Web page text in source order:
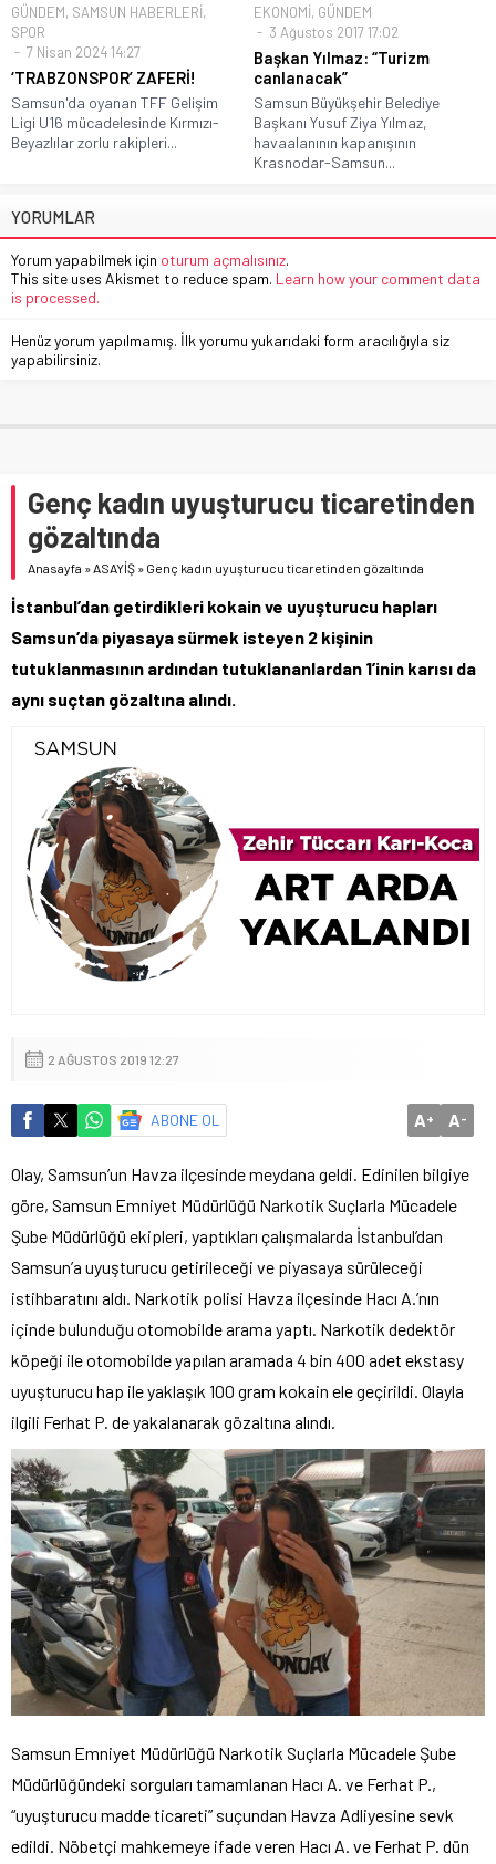
GÜNDEM, SAMSUN HABERLERİ,
SPOR
7 Nisan 2024 14:27
‘TRABZONSPOR’ ZAFERİ!
Samsun'da oyanan TFF Gelişim
Ligi U16 mücadelesinde Kırmızı-
Beyazlılar zorlu rakipleri...
EKONOMİ, GÜNDEM
3 Ağustos 2017 17:02
Başkan Yılmaz: “Turizm
canlanacak”
Samsun Büyükşehir Belediye
Başkanı Yusuf Ziya Yılmaz,
havaalanının kapanışının
Krasnodar-Samsun...
YORUMLAR
Yorum yapabilmek için oturum açmalısınız.
This site uses Akismet to reduce spam. Learn how your comment data
is processed.
Henüz yorum yapılmamış. İlk yorumu yukarıdaki form aracılığıyla siz
yapabilirsiniz.
Genç kadın uyuşturucu ticaretinden
gözaltında
Anasayfa »ASAYİŞ » Genç kadın uyuşturucu ticaretinden gözaltında
İstanbul’dan getirdikleri kokain ve uyuşturucu hapları
Samsun’da piyasaya sürmek isteyen 2 kişinin
tutuklanmasının ardından tutuklananlardan 1’inin karısı da
aynı suçtan gözaltına alındı.
2 AĞUSTOS 2019 12:27
ABONE OL A+ A-
Olay, Samsun’un Havza ilçesinde meydana geldi. Edinilen bilgiye
göre, Samsun Emniyet Müdürlüğü Narkotik Suçlarla Mücadele
Şube Müdürlüğü ekipleri, yaptıkları çalışmalarda İstanbul’dan
Samsun’a uyuşturucu getirileceği ve piyasaya sürüleceği
istihbaratını aldı. Narkotik polisi Havza ilçesinde Hacı A.’nın
içinde bulunduğu otomobilde arama yaptı. Narkotik dedektör
köpeği ile otomobilde yapılan aramada 4 bin 400 adet ekstasy
uyuşturucu hap ile yaklaşık 100 gram kokain ele geçirildi. Olayla
ilgili Ferhat P. de yakalanarak gözaltına alındı.
Samsun Emniyet Müdürlüğü Narkotik Suçlarla Mücadele Şube
Müdürlüğündeki sorguları tamamlanan Hacı A. ve Ferhat P.,
“uyuşturucu madde ticareti” suçundan Havza Adliyesine sevk
edildi. Nöbetçi mahkemeye ifade veren Hacı A. ve Ferhat P. dün